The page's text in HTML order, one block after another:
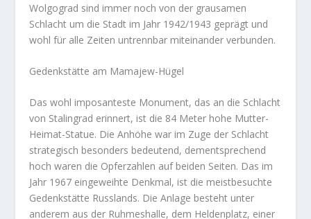
Wolgograd sind immer noch von der grausamen
Schlacht um die Stadt im Jahr 1942/1943 geprägt und
wohl für alle Zeiten untrennbar miteinander verbunden.
Gedenkstätte am Mamajew-Hügel
Das wohl imposanteste Monument, das an die Schlacht
von Stalingrad erinnert, ist die 84 Meter hohe Mutter-
Heimat-Statue. Die Anhöhe war im Zuge der Schlacht
strategisch besonders bedeutend, dementsprechend
hoch waren die Opferzahlen auf beiden Seiten. Das im
Jahr 1967 eingeweihte Denkmal, ist die meistbesuchte
Gedenkstätte Russlands. Die Anlage besteht unter
anderem aus der Ruhmeshalle, dem Heldenplatz, einer